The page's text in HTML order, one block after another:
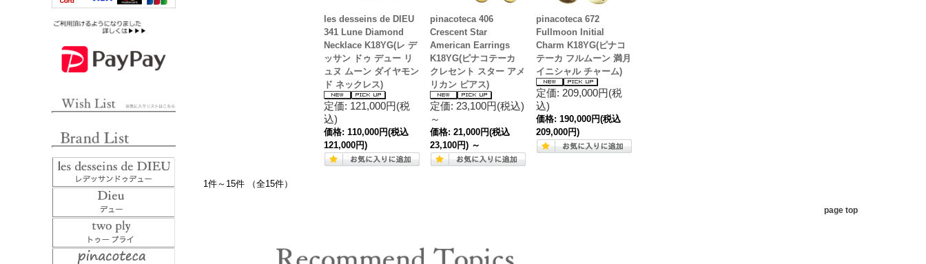
les desseins de DIEU
341 Lune Diamond
Necklace K18YG(レ デ
ッサン ドゥ デュー リ
ュヌ ムーン ダイヤモン
ド ネックレス)
定価: 121,000円(税
込)
価格: 110,000円(税込
121,000円)
pinacoteca 406
Crescent Star
American Earrings
K18YG(ピナコテーカ
クレセント スター アメ
リカン ピアス)
定価: 23,100円(税込)
～
価格: 21,000円(税込
23,100円) ～
pinacoteca 672
Fullmoon Initial
Charm K18YG(ピナコ
テーカ フルムーン 満月
イニシャル チャーム)
定価: 209,000円(税
込)
価格: 190,000円(税込
209,000円)
1件～15件 （全15件）
page top